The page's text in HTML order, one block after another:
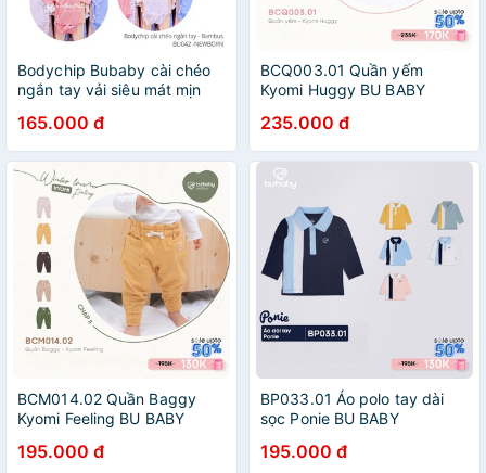
Bodychip Bubaby cài chéo
ngắn tay vải siêu mát mịn
165.000 đ
BCQ003.01 Quần yếm
Kyomi Huggy BU BABY
235.000 đ
BCM014.02 Quần Baggy
Kyomi Feeling BU BABY
195.000 đ
BP033.01 Áo polo tay dài
sọc Ponie BU BABY
195.000 đ